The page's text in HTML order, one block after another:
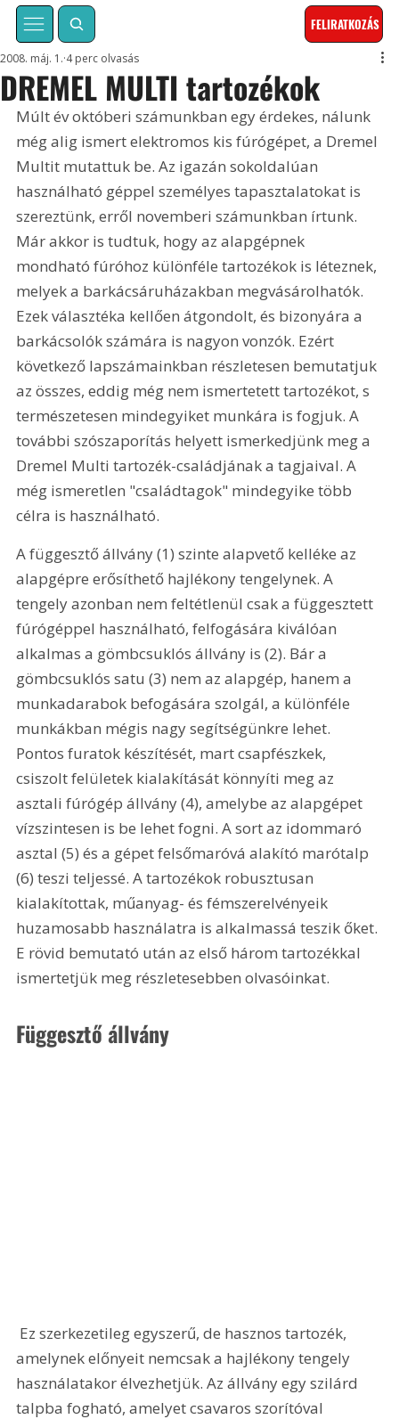
FELIRATKOZÁS
DREMEL MULTI tartozékok
2008. máj. 1. 4 perc olvasás
Múlt év októberi számunkban egy érdekes, nálunk
még alig ismert elektromos kis fúrógépet, a Dremel
Multit mutattuk be. Az igazán sokoldalúan
használható géppel személyes tapasztalatokat is
szereztünk, erről novemberi számunkban írtunk.
Már akkor is tudtuk, hogy az alapgépnek
mondható fúróhoz különféle tartozékok is léteznek,
melyek a barkácsáruházakban megvásárolhatók.
Ezek választéka kellően átgondolt, és bizonyára a
barkácsolók számára is nagyon vonzók. Ezért
következő lapszámainkban részletesen bemutatjuk
az összes, eddig még nem ismertetett tartozékot, s
természetesen mindegyiket munkára is fogjuk. A
további szószaporítás helyett ismerkedjünk meg a
Dremel Multi tartozék-családjának a tagjaival. A
még ismeretlen "családtagok" mindegyike több
célra is használható.
A függesztő állvány (1) szinte alapvető kelléke az
alapgépre erősíthető hajlékony tengelynek. A
tengely azonban nem feltétlenül csak a függesztett
fúrógéppel használható, felfogására kiválóan
alkalmas a gömbcsuklós állvány is (2). Bár a
gömbcsuklós satu (3) nem az alapgép, hanem a
munkadarabok befogására szolgál, a különféle
munkákban mégis nagy segítségünkre lehet.
Pontos furatok készítését, mart csapfészkek,
csiszolt felületek kialakítását könnyíti meg az
asztali fúrógép állvány (4), amelybe az alapgépet
vízszintesen is be lehet fogni. A sort az idommaró
asztal (5) és a gépet felsőmaróvá alakító marótalp
(6) teszi teljessé. A tartozékok robusztusan
kialakítottak, műanyag- és fémszerelvényeik
huzamosabb használatra is alkalmassá teszik őket.
E rövid bemutató után az első három tartozékkal
ismertetjük meg részletesebben olvasóinkat.
Függesztő állvány
amelynek előnyeit nemcsak a hajlékony tengely
használatakor élvezhetjük. Az állvány egy szilárd
talpba fogható, amelyet csavaros szorítóval